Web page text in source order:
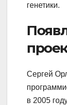
генетики.
Сергей
в 2005